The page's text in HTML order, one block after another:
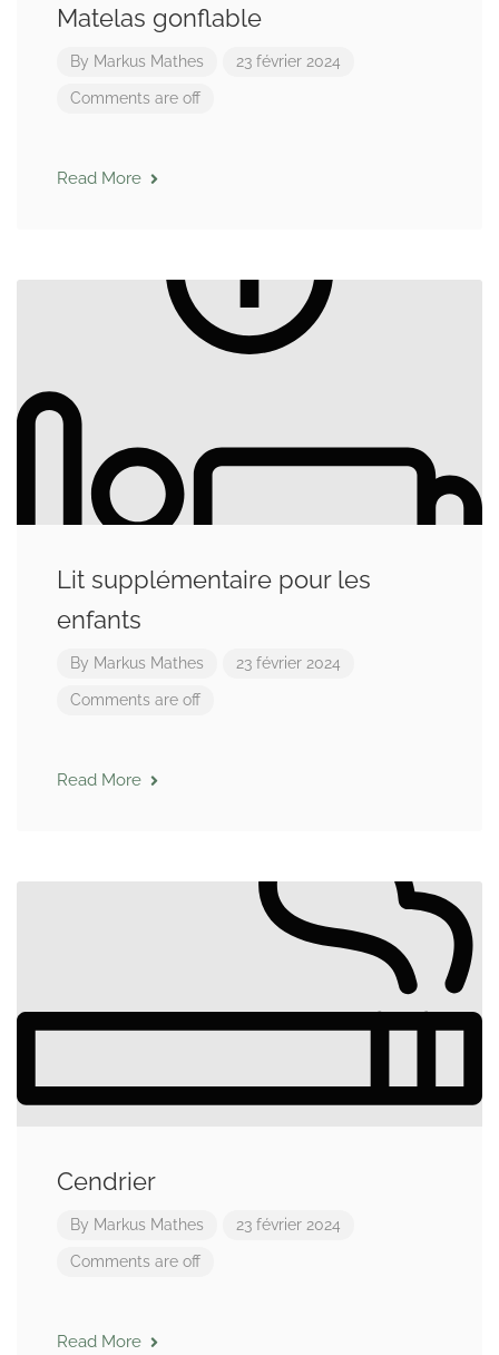
Matelas gonflable
By Markus Mathes 23 février 2024
Comments are off
Read More
Lit supplémentaire pour les
enfants
By Markus Mathes 23 février 2024
Comments are off
Read More
Cendrier
By Markus Mathes 23 février 2024
Comments are off
Read More